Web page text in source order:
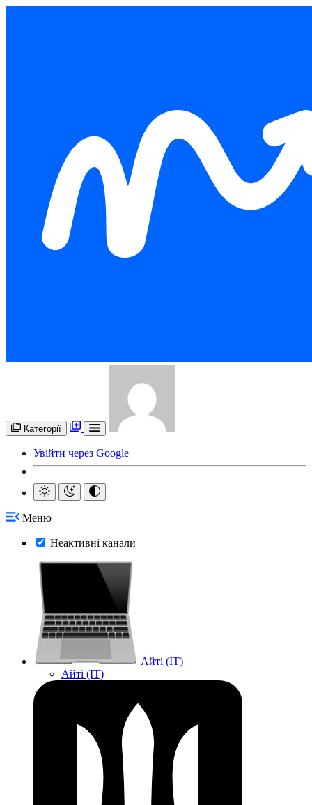
Категорії
Увійти через Google
Меню
Неактивні канали
Айті (IT)
Айті (IT)